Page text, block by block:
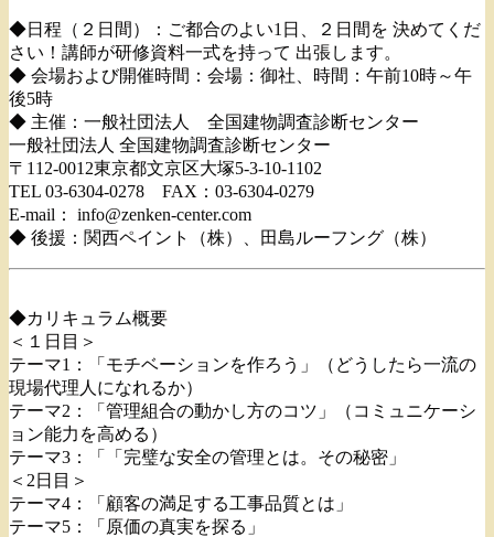
◆日程（２日間）：ご都合のよい1日、２日間を 決めてくだ
さい！講師が研修資料一式を持って 出張します。
◆ 会場および開催時間：会場：御社、時間：午前10時～午
後5時
◆ 主催：一般社団法人 全国建物調査診断センター
一般社団法人 全国建物調査診断センター
〒112-0012東京都文京区大塚5-3-10-1102
TEL 03-6304-0278 FAX：03-6304-0279
E-mail： info@zenken-center.com
◆ 後援：関西ペイント（株）、田島ルーフング（株）
◆カリキュラム概要
＜１日目＞
テーマ1：「モチベーションを作ろう」（どうしたら一流の
現場代理人になれるか）
テーマ2：「管理組合の動かし方のコツ」（コミュニケーシ
ョン能力を高める）
テーマ3：「「完璧な安全の管理とは。その秘密」
＜2日目＞
テーマ4：「顧客の満足する工事品質とは」
テーマ5：「原価の真実を探る」